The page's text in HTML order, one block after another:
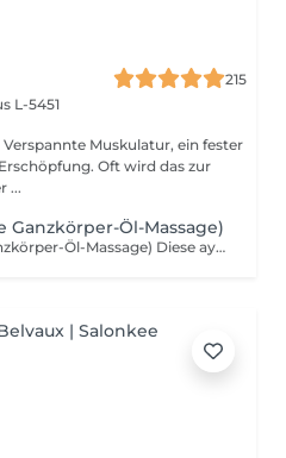
215
L-5451
Muskulatur, ein fester
Oft wird das zur
...
Öl-Massage)
Abhyanga (Ayurvedische Ganzkörper-Öl-Massage) Diese ayurvedische Ganzkörper-Öl-Massage schenkt Ruhe, Ausgleich und innere Harmonie. Mit warmem ayurvedischem Öl wird der gesamte Körper sanft umhüllt und massiert. Die Behandlung harmonisiert die Körperenergien, beruhigt das Nervensystem, stärkt das Immunsystem, regt den Lymphfluss an und pflegt Haut sowie Gewebe. Energie, Vitalität und Wohlbefinden kehren zurück.